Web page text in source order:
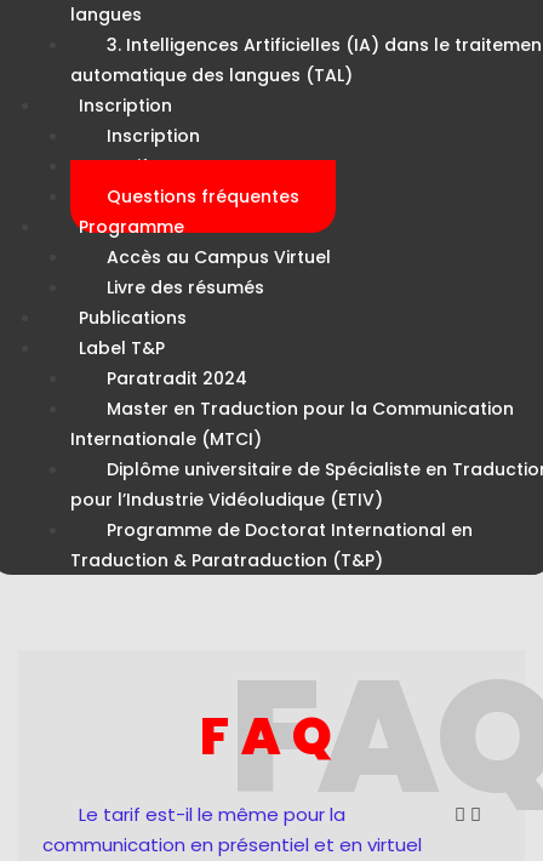
langues
3. Intelligences Artificielles (IA) dans le
automatique des langues (TAL)
Inscription
Inscription
Tarifs
Questions fréquentes
Programme
Accès au Campus Virtuel
Livre des résumés
Publications
Label T&P
Paratradit 2024
Master en Traduction pour la Communication
Internationale (MTCI)
Diplôme universitaire de Spécialiste en
pour l’Industrie Vidéoludique (ETIV)
Programme de Doctorat International en
Traduction & Paratraduction (T&P)
FAQ
Le tarif est-il le même pour la
communication en présentiel et en virtuel